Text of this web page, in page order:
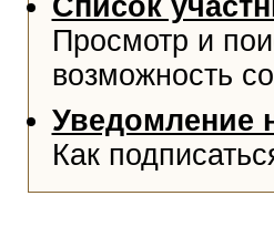
Список
Просмотр и
возможность
Уведомление
Как